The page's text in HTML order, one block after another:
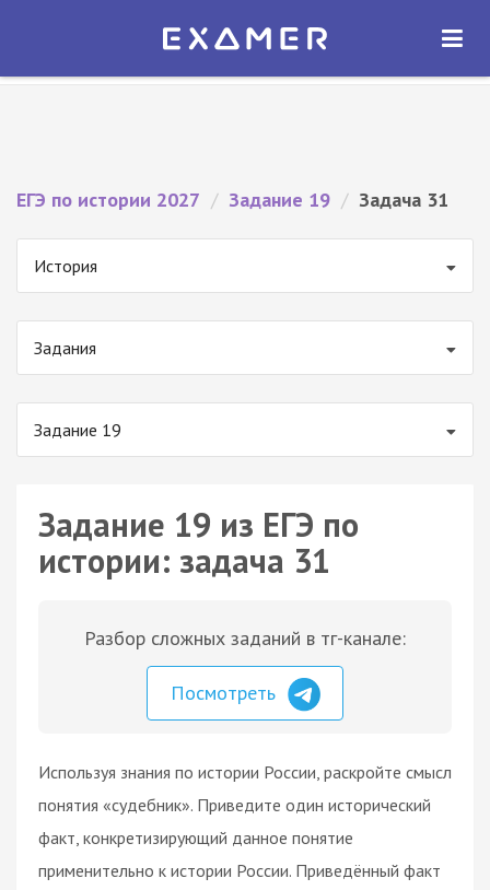
Экзамер — ЕГЭ 2027
ОТКРЫТЬ
ЕГЭ по истории 2027 / Задание 19 / Задача 31
История
Задания
Задание 19
Задание 19 из ЕГЭ по
истории: задача 31
Разбор сложных заданий в тг-канале:
Посмотреть
Используя знания по истории России, раскройте смысл
понятия «судебник». Приведите один исторический
факт, конкретизирующий данное понятие
применительно к истории России. Приведённый факт